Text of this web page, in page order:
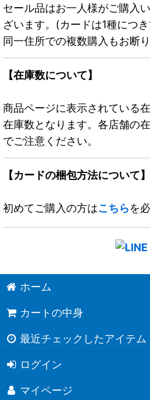
セール品はお一人様がご購入
ざいます。(カードは1種につ
同一住所での複数購入もお断
【在庫数について】
商品ページに表示されている
在庫数となります。各店舗の
でご注意ください。
【カードの梱包方法について】
初めてご購入の方はこちらを
ホーム
カートの中身
最近チェックしたアイテム
ログイン
マイページ